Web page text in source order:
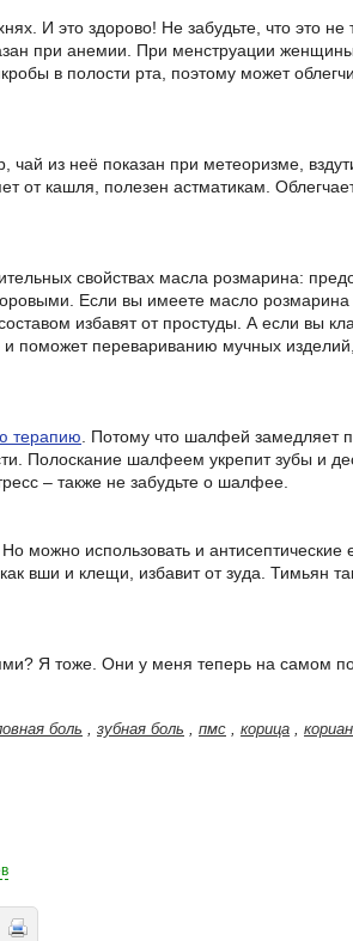
И это здорово! Не забудьте, что это не
при анемии. При менструации
в полости рта, поэтому может
из неё показан при метеоризме,
от кашля, полезен астматикам.
свойствах масла розмарина:
Если вы имеете масло розмарина
избавят от простуды. А если вы
и поможет перевариванию мучных
терапию . Потому что шалфей замедляет
Полоскание шалфеем укрепит зубы и
– также не забудьте о шалфее.
можно использовать и антисептические
вши и клещи, избавит от зуда. Тимьян
Я тоже. Они у меня теперь на самом
боль , зубная боль , пмс , корица ,